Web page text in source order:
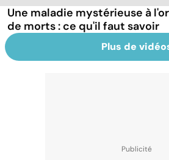
Une maladie mystérieuse à
de morts : ce qu'il faut savoir
Plus de